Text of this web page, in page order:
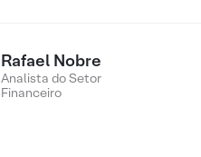
Rafael Nobre
Analista do Setor
Financeiro